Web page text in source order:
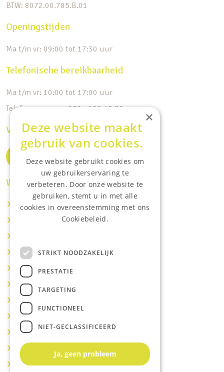
BTW: 8072.00.785.B.01
Openingstijden
Ma t/m vr: 09:00 tot 17:30 uur
Telefonische bereikbaarheid
Ma t/m vr: 10:00 tot 17:00 uur
Telefoonnummer: 030 - 688 45 35
Volg ons op de socials
Waar wij o.a actief zijn:
Makelaar IJsselstein
Makelaar Utrecht
Makelaar Houten
Makelaar Vianen
Makelaar Maarssen
Makelaar Lopik
Makelaar Montfoort
Makelaar Benschop
Makelaar Schoonhoven
Makelaar Hoef en Haag
×
Deze website maakt
gebruik van cookies.
Deze website gebruikt cookies om
uw gebruikerservaring te
verbeteren. Door onze website te
gebruiken, stemt u in met alle
cookies in overeenstemming met ons
Cookiebeleid.
STRIKT NOODZAKELIJK
PRESTATIE
TARGETING
FUNCTIONEEL
NIET-GECLASSIFICEERD
Ja, geen probleem